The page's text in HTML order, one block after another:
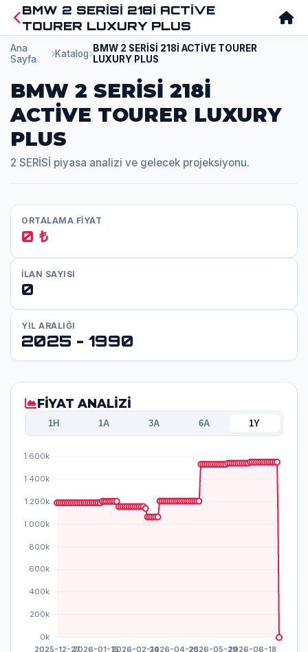
BMW 2 SERİSİ 218İ ACTİVE
TOURER LUXURY PLUS
Ana
Sayfa
Katalog
BMW 2 SERİSİ 218İ ACTİVE TOURER
LUXURY PLUS
BMW 2 SERİSİ 218İ
ACTİVE TOURER LUXURY
PLUS
2 SERİSİ piyasa analizi ve gelecek projeksiyonu.
ORTALAMA FİYAT
0 ₺
İLAN SAYISI
0
YIL ARALIĞI
2025 - 1990
FİYAT ANALİZİ
1H 1A 3A 6A 1Y